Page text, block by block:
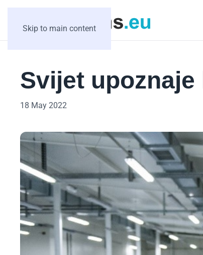
Skip to main content
Svijet
18 May 2022